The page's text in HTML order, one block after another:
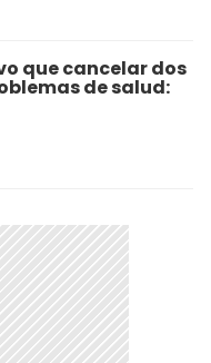
que cancelar dos
de salud: